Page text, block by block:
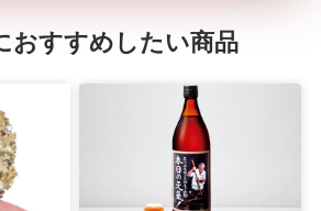
おすすめしたい商品